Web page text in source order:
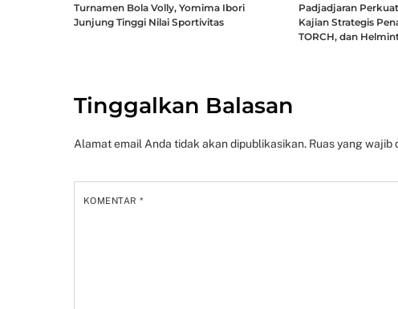
Turnamen Bola Volly, Yomima Ibori
Junjung Tinggi Nilai Sportivitas
Padjadjaran
Kajian Strategis
TORCH, dan
Tinggalkan Balasan
Alamat email Anda tidak akan dipublikasikan. Ruas yang wajib
KOMENTAR*